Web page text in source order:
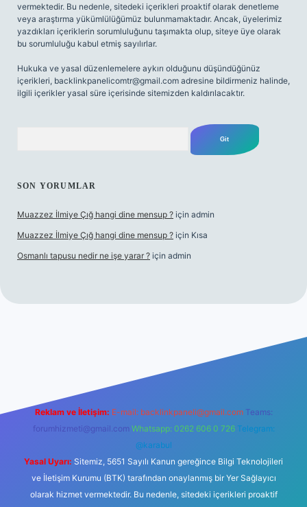
vermektedir. Bu nedenle, sitedeki içerikleri proaktif olarak denetleme
veya araştırma yükümlülüğümüz bulunmamaktadır. Ancak, üyelerimiz
yazdıkları içeriklerin sorumluluğunu taşımakta olup, siteye üye olarak
bu sorumluluğu kabul etmiş sayılırlar.
Hukuka ve yasal düzenlemelere aykırı olduğunu düşündüğünüz
içerikleri, backlinkpanelicomtr@gmail.com adresine bildirmeniz halinde,
ilgili içerikler yasal süre içerisinde sitemizden kaldırılacaktır.
SON YORUMLAR
Muazzez İlmiye Çığ hangi dine mensup ? için admin
Muazzez İlmiye Çığ hangi dine mensup ? için Kısa
Osmanlı tapusu nedir ne işe yarar ? için admin
m elexbet
Reklam ve İletişim: E-mail: backlinkpaneli@gmail.com Teams:
forumhizmeti@gmail.com Whatsapp: 0262 606 0 726 Telegram:
@karabul
Yasal Uyarı: Sitemiz, 5651 Sayılı Kanun gereğince Bilgi Teknolojileri
ve İletişim Kurumu (BTK) tarafından onaylanmış bir Yer Sağlayıcı
olarak hizmet vermektedir. Bu nedenle, sitedeki içerikleri proaktif